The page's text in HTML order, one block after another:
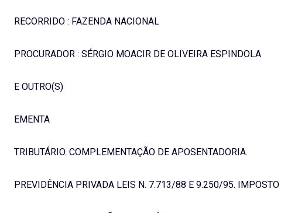
RECORRIDO : FAZENDA NACIONAL
PROCURADOR : SÉRGIO MOACIR DE OLIVEIRA ESPINDOLA
E OUTRO(S)
EMENTA
TRIBUTÁRIO. COMPLEMENTAÇÃO DE APOSENTADORIA.
PREVIDÊNCIA PRIVADA LEIS N. 7.713/88 E 9.250/95. IMPOSTO